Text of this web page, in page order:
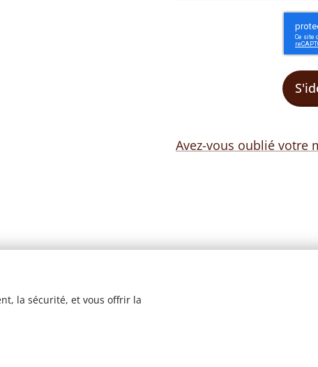
Avez-vous oublié votre
la sécurité, et vous offrir la